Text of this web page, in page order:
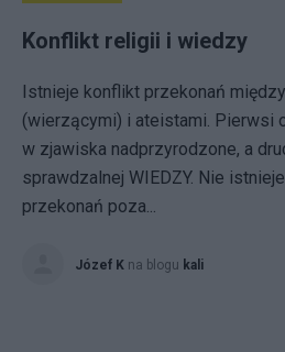
Konflikt religii i wiedzy
Istnieje konflikt przekonań
(wierzącymi) i ateistami. Pierwsi
w zjawiska nadprzyrodzone, a
sprawdzalnej WIEDZY. Nie
przekonań poza...
Józef K na blogu kali